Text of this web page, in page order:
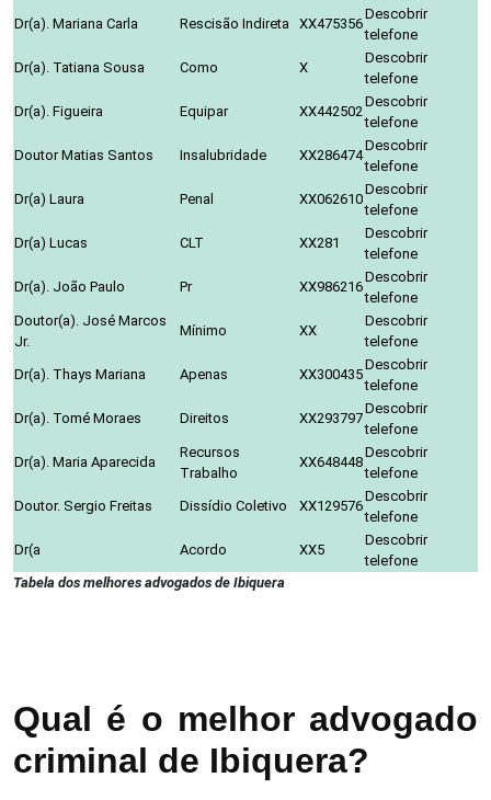
Dr(a). Mariana Carla
Rescisão Indireta XX475356
Descobrir
telefone
Dr(a). Tatiana Sousa
Como X
Descobrir
telefone
Dr(a). Figueira
Equipar XX442502
Descobrir
telefone
Doutor Matias Santos
Insalubridade XX286474
Descobrir
telefone
Dr(a) Laura
Penal XX062610
Descobrir
telefone
Dr(a) Lucas
CLT XX281
Descobrir
telefone
Dr(a). João Paulo
Pr XX986216
Descobrir
telefone
Doutor(a). José Marcos
Jr.
Mínimo XX
Descobrir
telefone
Dr(a). Thays Mariana
Apenas XX300435
Descobrir
telefone
Dr(a). Tomé Moraes
Direitos XX293797
Descobrir
telefone
Dr(a). Maria Aparecida
Recursos
Trabalho
XX648448
Descobrir
telefone
Doutor. Sergio Freitas
Dissídio Coletivo XX129576
Descobrir
telefone
Dr(a
Acordo XX5
Descobrir
telefone
Tabela dos melhores advogados de Ibiquera
Qual é o melhor advogado
criminal de Ibiquera?